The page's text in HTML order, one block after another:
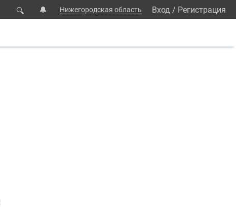
🔍 🔔 Нижегородская область Вход / Регистрация